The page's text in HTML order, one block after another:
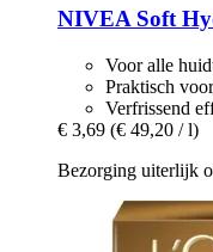
NIVEASoft
Voor alle
Praktisch
Verfrissend
€ 3,69 (€ 49,20 / l)
Bezorging uiterlijk